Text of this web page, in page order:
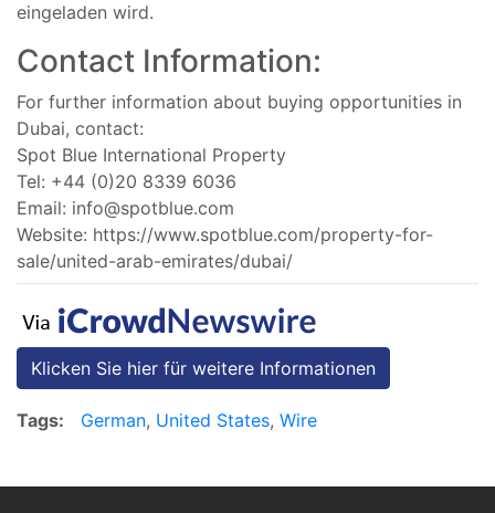
eingeladen wird.
Contact Information:
For further information about buying opportunities in
Dubai, contact:
Spot Blue International Property
Tel: +44 (0)20 8339 6036
Email: info@spotblue.com
Website: https://www.spotblue.com/property-for-
sale/united-arab-emirates/dubai/
Klicken Sie hier für weitere Informationen
Tags: German, United States, Wire